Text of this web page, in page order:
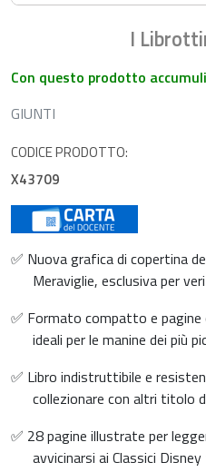
I
Con questo prodotto
GIUNTI
CODICE PRODOTTO:
X43709
✅ Nuova grafica di copertina
Meraviglie, esclusiva per
✅ Formato compatto e
ideali per le manine dei più
✅ Libro indistruttibile e
collezionare con altri titolo
✅ 28 pagine illustrate per
avvicinarsi ai Classici